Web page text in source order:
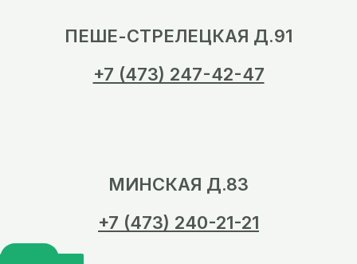
ПЕШЕ-СТРЕЛЕЦКАЯ Д.91
+7 (473) 247-42-47
МИНСКАЯ Д.83
+7 (473) 240-21-21